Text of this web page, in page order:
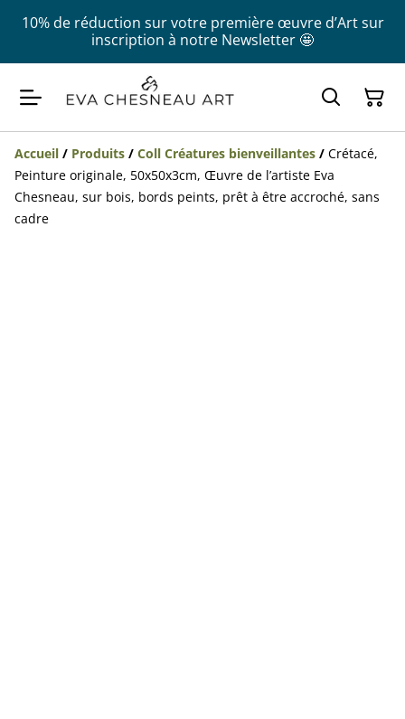
10% de réduction sur votre première œuvre d’Art sur
inscription à notre Newsletter 🤩
Accueil / Produits / Coll Créatures bienveillantes / Crétacé,
Peinture originale, 50x50x3cm, Œuvre de l’artiste Eva
Chesneau, sur bois, bords peints, prêt à être accroché, sans
cadre